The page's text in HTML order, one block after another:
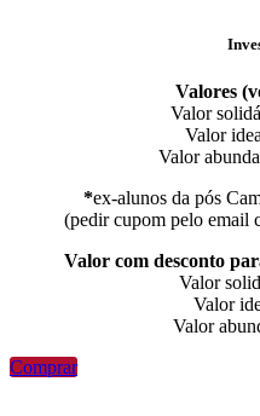
Valores
Valor
Valor
Valor
*ex-alunos da pós
(pedir cupom pelo email
Valor com desconto
Valor
Valor
Valor
Comprar